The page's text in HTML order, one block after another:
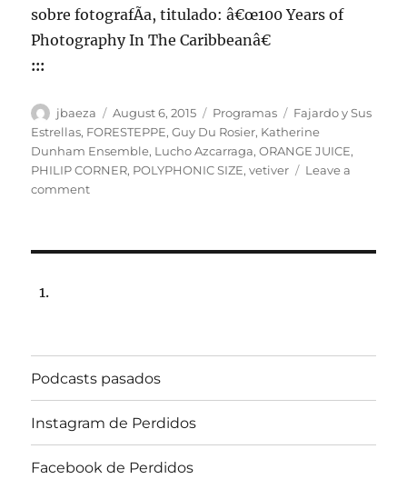
sobre fotografÃ­a, titulado: â€œ100 Years of
Photography In The Caribbeanâ€
:::
Author
jbaeza
Posted
on
August 6, 2015 Categories
Programas Tags
Fajardo y Sus
Estrellas, FORESTEPPE,Guy Du Rosier, Katherine
Dunham Ensemble, Lucho Azcarraga,ORANGE JUICE,
PHILIP CORNER, POLYPHONIC SIZE,vetiver
Leave a
commenton
Radio
Univ.de.Chile
22:00hrs.
Podcasts pasados
Instagram de Perdidos
Facebook de Perdidos